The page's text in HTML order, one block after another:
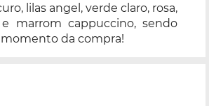
lilas angel, verde claro, rosa,
marrom cappuccino, sendo
da compra!